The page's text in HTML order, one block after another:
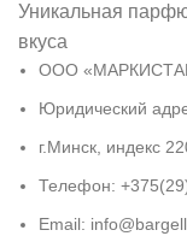
Уникальная
вкуса
ООО
Юридический
г.Минск, индекс
Телефон:
Email: